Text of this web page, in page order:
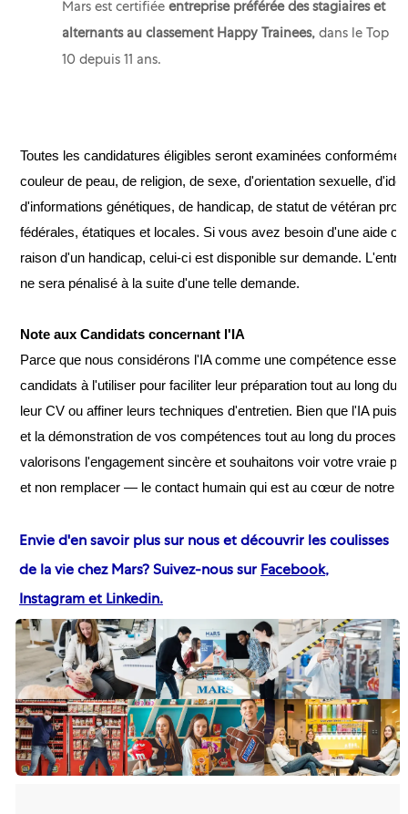
Mars est certifiée entreprise préférée des stagiaires et
alternants au classement Happy Trainees,dans le Top
10depuis 11 ans.
Toutes les candidatures éligibles seront examinées
couleur de peau, de religion, de sexe, d'orientation sexuelle,
d'informations génétiques, de handicap, de statut de vétéran
fédérales, étatiques et locales. Si vous avez besoin d'une aide
raison d'un handicap, celui-ci est disponible sur demande.
ne sera pénalisé à la suite d'une telle demande.
Note aux Candidats concernant l'IA
Parce que nous considérons l'IA comme une compétence
candidats à l'utiliser pour faciliter leur préparation tout au long
leur CV ou affiner leurs techniques d'entretien. Bien que l'IA
et la démonstration de vos compétences tout au long du
valorisons l'engagement sincère et souhaitons voir votre vraie
et non remplacer — le contact humain qui est au cœur de notre
Envie d'en savoir plus sur nous et découvrir les coulisses
de la vie chez Mars? Suivez-nous sur Facebook,
Instagram et Linkedin.